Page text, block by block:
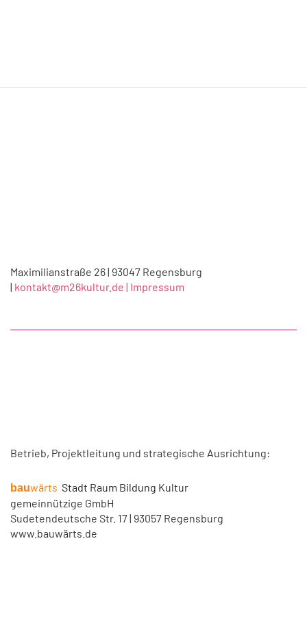
Maximilianstraße 26 | 93047 Regensburg
| kontakt@m26kultur.de | Impressum
Betrieb, Projektleitung und strategische Ausrichtung:
bauwärts Stadt Raum Bildung Kultur
gemeinnützige GmbH
Sudetendeutsche Str. 17 | 93057 Regensburg
www.bauwärts.de